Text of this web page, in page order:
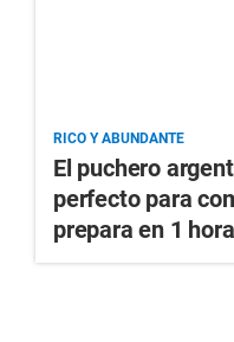
RICO Y ABUNDANTE
El puchero
perfecto para
prepara en 1 hora